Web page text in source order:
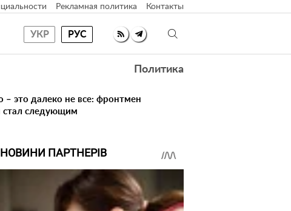
Рекламная политика Контакты
УКР РУС
Политика
– это далеко не все: фронтмен
стал следующим
НОВИНИ ПАРТНЕРІВ